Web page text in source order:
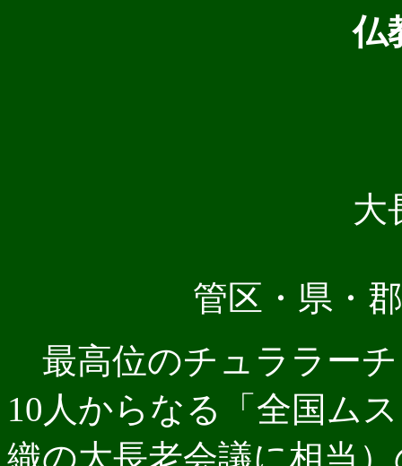
仏
大
管区・県・
最高位のチュララー
10人からなる「全国ム
織の大長老会議に相当